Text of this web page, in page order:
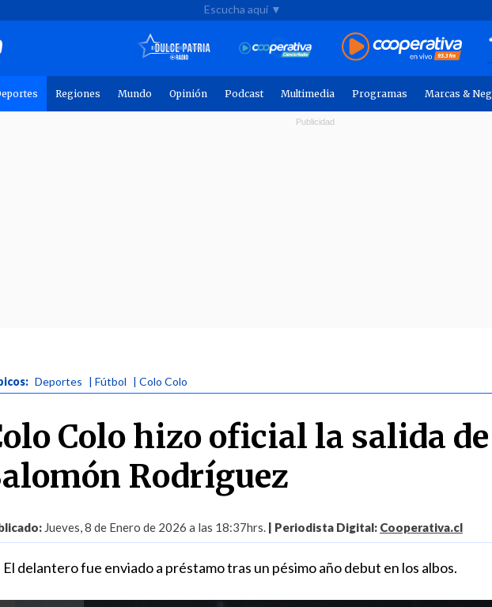
Escucha aquí ▼
Regiones Mundo Opinión Podcast Multimedia Programas Marcas &
Deportes | Fútbol | Colo Colo
Colo hizo oficial la salida de
Rodríguez
Jueves, 8 de Enero de 2026 a las 18:37hrs. | Periodista Digital: Cooperativa.cl
El delantero fue enviado a préstamo tras un pésimo año debut en los albos.